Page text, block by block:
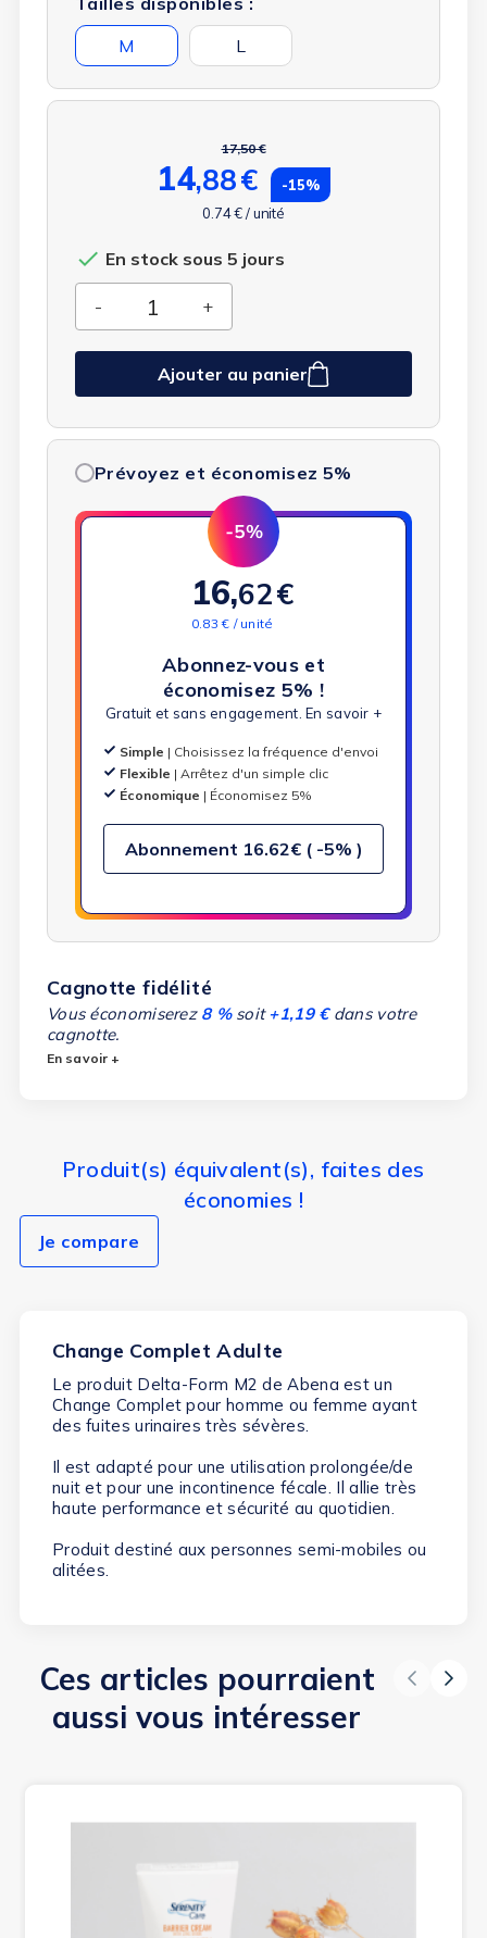
M
L
14,88€
-15%
0.74 € / unité
17,50 €
 En stock sous 5 jours
Ajouter au panier
Prévoyez et économisez 5%
16,62€
0.83 € / unité
Abonnez-vous et
économisez 5% !
Gratuit et sans engagement.En savoir +
Simple | Choisissez la fréquence d'envoi
Flexible | Arrêtez d'un simple clic
Économique | Économisez 5%
Abonnement 16.62€ ( -5% )
Cagnotte fidélité
Vous économiserez 8 % soit +1,19 € dans votre
cagnotte.
En savoir +
Produit(s) équivalent(s), faites des
économies !
Je compare
Change Complet Adulte
Le produit Delta-Form M2 de Abena est un
Change Complet pour homme ou femme ayant
desfuites urinaires très sévères.
Il est adapté pour une utilisationprolongée/de
nuit et pour une incontinence fécale. Il allie très
haute performance et sécurité au quotidien.
Produit destiné aux personnes semi-mobiles ou
alitées.
Ces articles pourraient
aussi vous intéresser